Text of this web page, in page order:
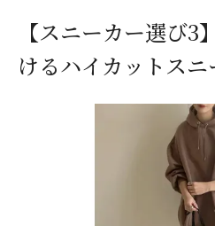
【スニーカー選び3
けるハイカットス